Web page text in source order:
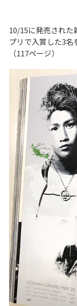
10/15に発売された
プリで入賞した3
（117ページ）